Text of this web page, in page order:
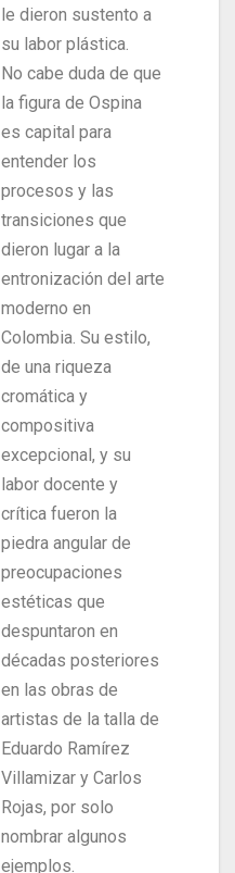
le dieron sustento a
su labor plástica.
No cabe duda de que
la figura de Ospina
es capital para
entender los
procesos y las
transiciones que
dieron lugar a la
entronización del arte
moderno en
Colombia. Su estilo,
de una riqueza
cromática y
compositiva
excepcional, y su
labor docente y
crítica fueron la
piedra angular de
preocupaciones
estéticas que
despuntaron en
décadas posteriores
en las obras de
artistas de la talla de
Eduardo Ramírez
Villamizar y Carlos
Rojas, por solo
nombrar algunos
ejemplos.